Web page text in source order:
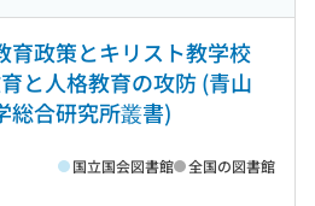
育政策とキリスト教学校
と人格教育の攻防 (青山
総合研究所叢書)
国立国会図書館 全国の図書館